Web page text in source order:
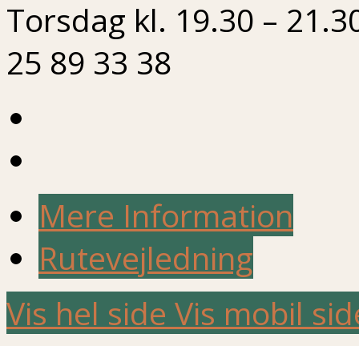
Torsdag kl. 19.30 –
25 89 33 38
Mere Information
Rutevejledning
Vis hel side Vis mobil